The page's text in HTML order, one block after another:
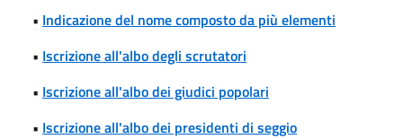
• Indicazione del nome composto da più elementi
• Iscrizione all'albo degli scrutatori
• Iscrizione all'albo dei giudici popolari
• Iscrizione all'albo dei presidenti di seggio